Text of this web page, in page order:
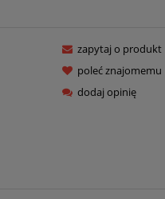
zapytaj o produkt
poleć znajomemu
dodaj opinię